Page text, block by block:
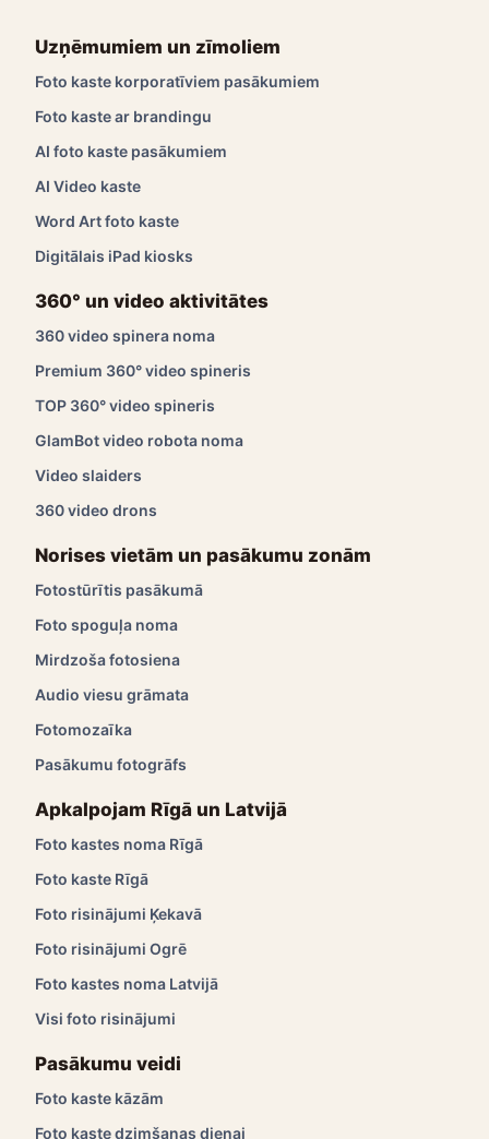
Uzņēmumiem un zīmoliem
Foto kaste korporatīviem pasākumiem
Foto kaste ar brandingu
AI foto kaste pasākumiem
AI Video kaste
Word Art foto kaste
Digitālais iPad kiosks
360° un video aktivitātes
360 video spinera noma
Premium 360° video spineris
TOP 360° video spineris
GlamBot video robota noma
Video slaiders
360 video drons
Norises vietām un pasākumu zonām
Fotostūrītis pasākumā
Foto spoguļa noma
Mirdzoša fotosiena
Audio viesu grāmata
Fotomozaīka
Pasākumu fotogrāfs
Apkalpojam Rīgā un Latvijā
Foto kastes noma Rīgā
Foto kaste Rīgā
Foto risinājumi Ķekavā
Foto risinājumi Ogrē
Foto kastes noma Latvijā
Visi foto risinājumi
Pasākumu veidi
Foto kaste kāzām
Foto kaste dzimšanas dienai